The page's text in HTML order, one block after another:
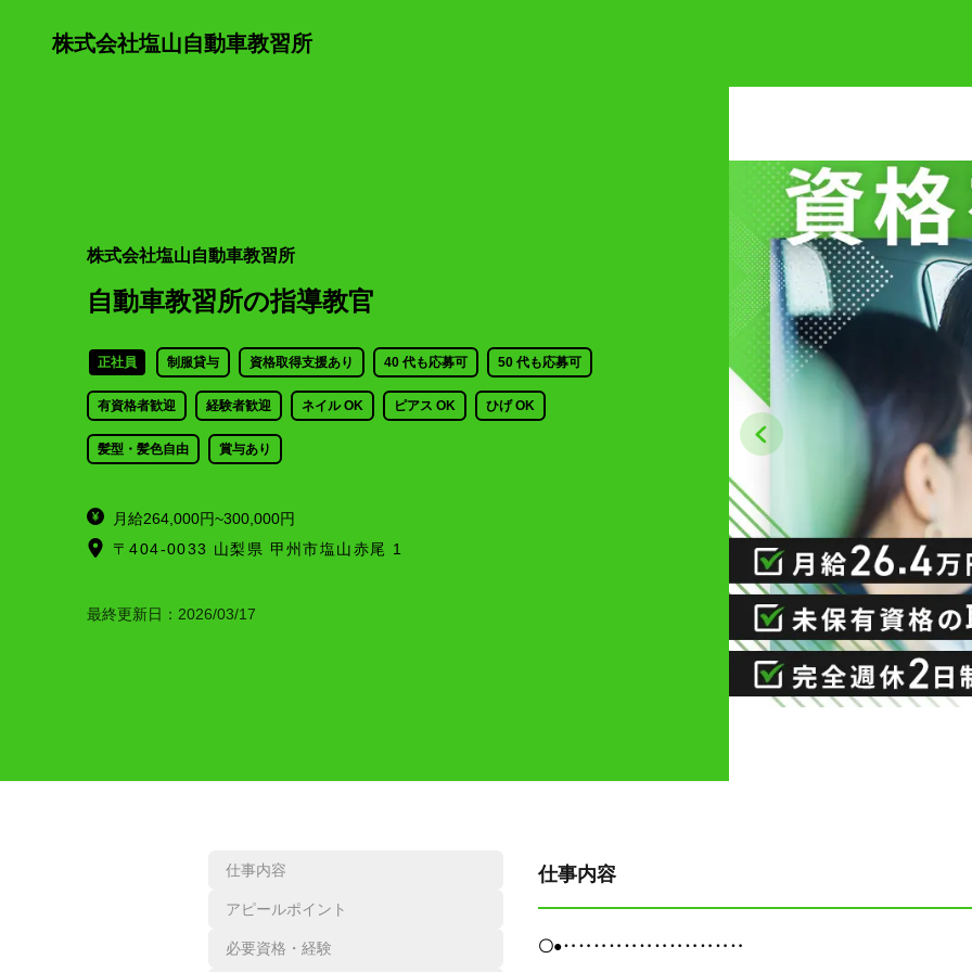
株式会社塩山自動車教習所
株式会社塩山自動車教習所
自動車教習所の指導教官
正社員 制服貸与 資格取得支援あり 40 代も応募可 50 代も応募可
有資格者歓迎 経験者歓迎 ネイル OK ピアス OK ひげ OK
髪型・髪色自由 賞与あり
月給264,000円~300,000円
〒404-0033 山梨県 甲州市塩山赤尾 1
最終更新日： 2026/03/17
仕事内容
アピールポイント
必要資格・経験
仕事内容
〇●‥‥‥‥‥‥‥‥‥‥‥‥